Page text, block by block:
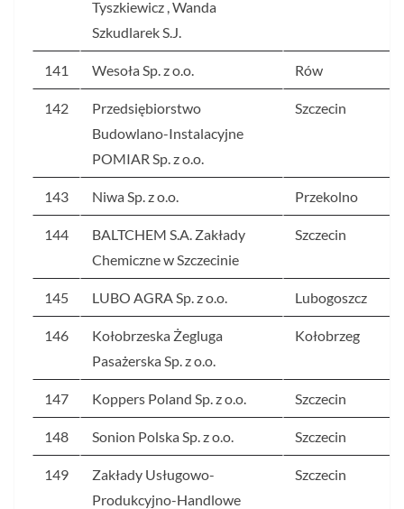
Tyszkiewicz , Wanda
Szkudlarek S.J.
141 Wesoła Sp. z o.o. Rów
142
Przedsiębiorstwo
Budowlano-Instalacyjne
POMIAR Sp. z o.o.
Szczecin
143 Niwa Sp. z o.o. Przekolno
144
BALTCHEM S.A. Zakłady
Chemiczne w Szczecinie
Szczecin
145 LUBO AGRA Sp. z o.o. Lubogoszcz
146
Kołobrzeska Żegluga
Pasażerska Sp. z o.o.
Kołobrzeg
147 Koppers Poland Sp. z o.o. Szczecin
148 Sonion Polska Sp. z o.o. Szczecin
149
Zakłady Usługowo-
Produkcyjno-Handlowe
Szczecin